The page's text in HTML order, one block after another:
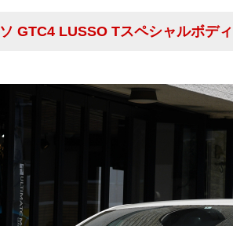
GTC4 LUSSO Tスペシャルボデ